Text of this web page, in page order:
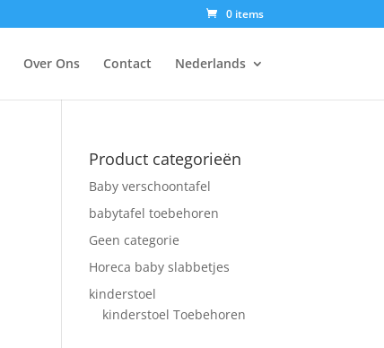
0 items
Over Ons Contact Nederlands
Product categorieën
Baby verschoontafel
babytafel toebehoren
Geen categorie
Horeca baby slabbetjes
kinderstoel
kinderstoel Toebehoren